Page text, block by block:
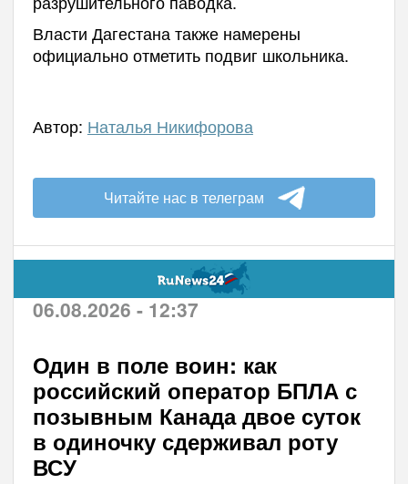
Власти Дагестана также намерены
официально отметить подвиг школьника.
Автор: Наталья Никифорова
Читайте нас в телеграм
06.08.2026 - 12:37
Один в поле воин: как
российский оператор БПЛА с
позывным Канада двое суток
в одиночку сдерживал роту
ВСУ